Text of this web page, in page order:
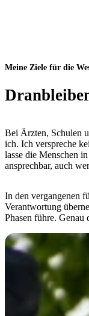
Meine Ziele für die
Bei Ärzten, Schulen
ich. Ich verspreche
lasse die Menschen
ansprechbar, auch
In den vergangenen
Verantwortung
Phasen führe. Genau